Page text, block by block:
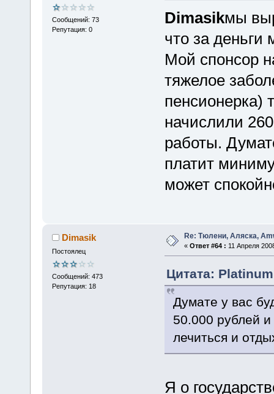
Сообщений: 73
Репутация: 0
Dimasikмы
что за деньги
Мой спонсор
тяжелое
пенсионерка)
начислили
работы.
платит
может
Dimasik
Постоялец
Сообщений: 473
Репутация: 18
Re: Тюлени, Аляска,
« Ответ #64 : 11 Апреля
Цитата:
Думате у вас
50.000 рублей
лечиться и
Я о